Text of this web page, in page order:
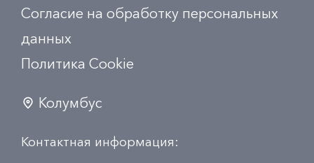
Согласие на обработку персональных
данных
Политика Сookie
Колумбус
Контактная информация: